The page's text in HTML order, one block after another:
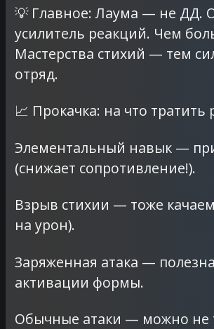
💡 Главное: Лаума — не ДД.
усилитель реакций. Чем
Мастерства стихий — тем
отряд.
📈 Прокачка: на что тратить
Элементальный навык —
(снижает сопротивление!).
Взрыв стихии — тоже
на урон).
Заряженная атака —
активации формы.
Обычные атаки — можно не